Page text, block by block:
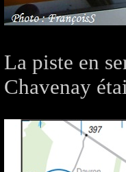
La piste en
Chavenay